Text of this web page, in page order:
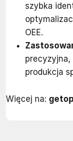
szybka
OEE.
produkcja
Więcej na: